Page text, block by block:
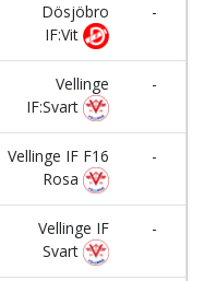
Dösjöbro
IF:Vit
-
Vellinge
IF:Svart
-
Vellinge IF F16
Rosa
-
Vellinge IF
Svart
-